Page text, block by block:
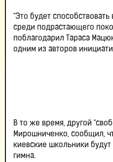
"Это будет
среди подрастающего
поблагодарил Тараса
одним из авторов
В то же время, другой
Мирошниченко, сообщил,
киевские школьники
гимна.